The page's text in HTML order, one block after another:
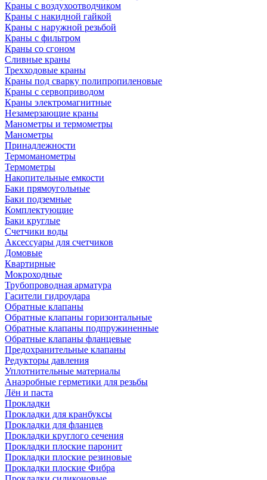
Краны с воздухоотводчиком
Краны с накидной гайкой
Краны с наружной резьбой
Краны с фильтром
Краны со сгоном
Сливные краны
Трехходовые краны
Краны под сварку полипропиленовые
Краны с сервоприводом
Краны электромагнитные
Незамерзающие краны
Манометры и термометры
Манометры
Принадлежности
Термоманометры
Термометры
Накопительные емкости
Баки прямоугольные
Баки подземные
Комплектующие
Баки круглые
Счетчики воды
Аксессуары для счетчиков
Домовые
Квартирные
Мокроходные
Трубопроводная арматура
Гасители гидроудара
Обратные клапаны
Обратные клапаны горизонтальные
Обратные клапаны подпружиненные
Обратные клапаны фланцевые
Предохранительные клапаны
Редукторы давления
Уплотнительные материалы
Анаэробные герметики для резьбы
Лён и паста
Прокладки
Прокладки для кранбуксы
Прокладки для фланцев
Прокладки круглого сечения
Прокладки плоские паронит
Прокладки плоские резиновые
Прокладки плоские Фибра